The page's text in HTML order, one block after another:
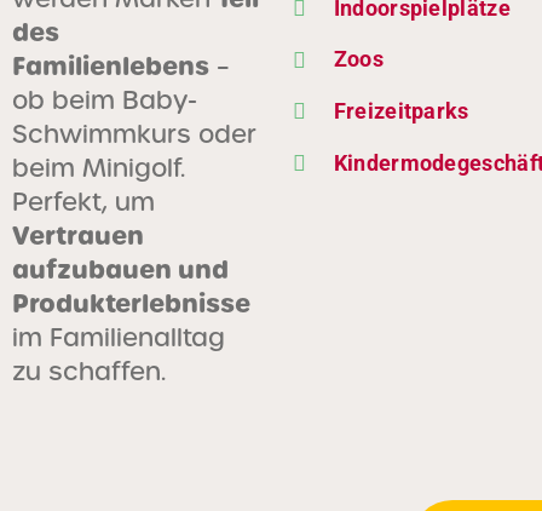
des
Familienlebens–
ob beim Baby-
Schwimmkurs oder
beim Minigolf.
Perfekt, um
Vertrauen
aufzubauen und
Produkterlebnisse
im Familienalltag
zu schaffen.
Indoorspielplätze
Zoos
Freizeitparks